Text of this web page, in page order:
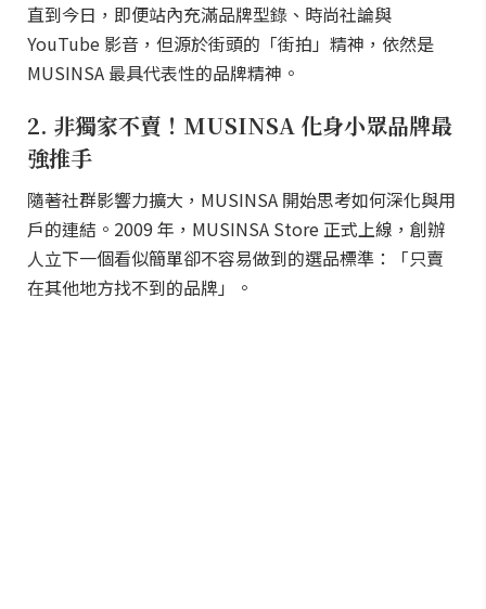
直到今日，即便站內充滿品牌型錄、時尚社論與
YouTube 影音，但源於街頭的「街拍」精神，依然是
MUSINSA 最具代表性的品牌精神。
2. 非獨家不賣！MUSINSA 化身小眾品牌最
強推手
隨著社群影響力擴大，MUSINSA 開始思考如何深化與用
戶的連結。2009 年，MUSINSA Store 正式上線，創辦
人立下一個看似簡單卻不容易做到的選品標準：「只賣
在其他地方找不到的品牌」。